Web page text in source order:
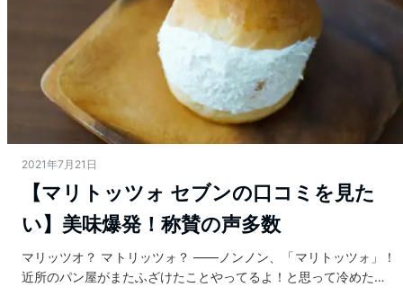
2021年7月21日
【マリトッツォ セブンの口コミを見た
い】美味爆発！称賛の声多数
マリッツオ？ マトリッツォ？ ――ノンノン、「マリトッツォ」！
近所のパン屋がまたふざけたことやってるよ！と思って冷めた…